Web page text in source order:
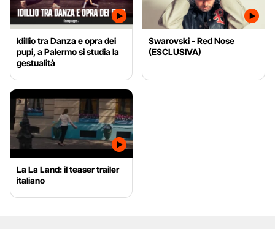
Idillio tra Danza e opra dei
pupi, a Palermo si studia la
gestualità
Swarovski - Red Nose
(ESCLUSIVA)
La La Land: il teaser trailer
italiano